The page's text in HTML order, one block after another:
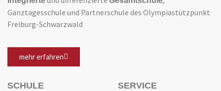
Ganztagesschule und Partnerschule des Olympiastützpunkt
Freiburg-Schwarzwald
mehr erfahren
SCHULE SERVICE